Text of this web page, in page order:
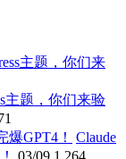
主题，你们来验
Claude